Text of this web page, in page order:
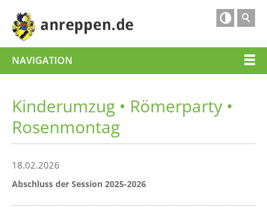

NAVIGATION
Kinderumzug • Römerparty •
Rosenmontag
18.02.2026
Abschluss der Session 2025-2026